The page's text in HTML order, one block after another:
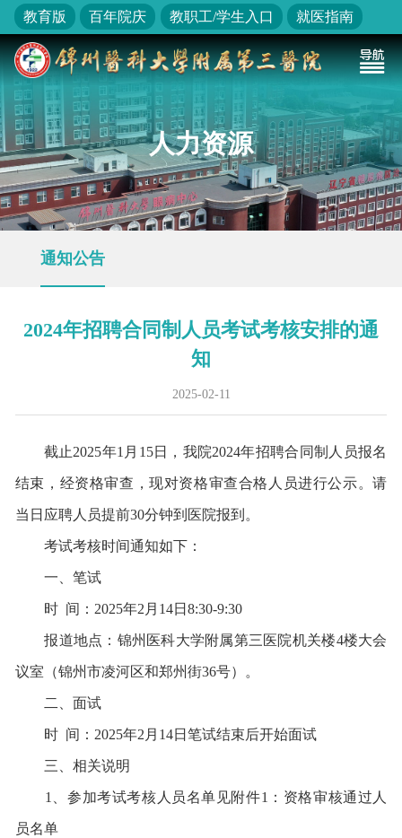
教育版 百年院庆 教职工/学生入口 就医指南
人力资源
通知公告
2024年招聘合同制人员考试考核安排的通
知
2025-02-11
截止2025年1月15日，我院2024年招聘合同制人员报名
结束，经资格审查，现对资格审查合格人员进行公示。请
当日应聘人员提前30分钟到医院报到。
考试考核时间通知如下：
一、笔试
时间：2025年2月14日8:30-9:30
报道地点：锦州医科大学附属第三医院机关楼4楼大会
议室（锦州市凌河区和郑州街36号）。
二、面试
时间：2025年2月14日笔试结束后开始面试
三、相关说明
1、参加考试考核人员名单见附件1：资格审核通过人
员名单